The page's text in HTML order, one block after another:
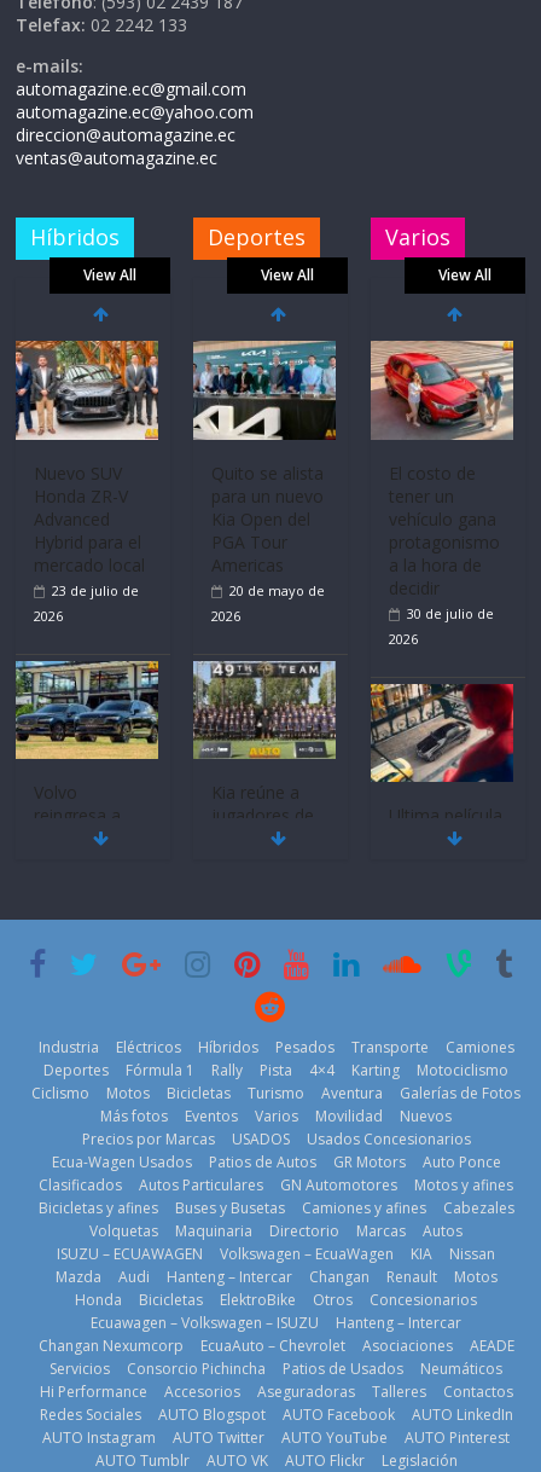
Telefax: 02 2242 133
e-mails:
automagazine.ec@gmail.com
automagazine.ec@yahoo.com
direccion@automagazine.ec
ventas@automagazine.ec
Híbridos
View All
Volvo
reingresa a
Ecuador de la
mano de
Inchcape y
lanza dos
PHEV
2026
Mercado
2026
4 de agosto de
BMW, Toyota,
Bosch y
prueban flota
que usa
gasolina 100%
renovable
25 de julio de
2026
Deportes
View All
La FEDAK
recibe 12
Sinotruk
Bolden para
cubrir las rutas
de La Vuelta
31 de julio de
Quito se alista
para un nuevo
2026
Kia reúne a
jugadores de
fútbol de todo
el mundo en
‘Kia OMBC
Cup’
6 de mayo de
2026
Varios
View All
Ultima película
‘Spider‑Man:
Brand New
Day’ pone en
escena a
BMW
29 de julio de
2026
¿Qué puede
pasar con tu
3 de agosto de
La FEDAK
recibe 12
Sinotruk
Bolden para
cubrir las rutas
de La Vuelta
31 de julio de
2026
Industria Eléctricos Híbridos Pesados Transporte
Camiones
Deportes
Fórmula 1 Rally Pista 4×4 Karting
Motociclismo
Ciclismo
Motos Bicicletas Turismo Aventura
Galerías de Fotos
Más fotos
Eventos Varios Movilidad
Nuevos
Precios por Marcas
USADOS
Usados Concesionarios
Ecua-Wagen Usados
Patios de Autos GR Motors
Auto Ponce
Clasificados
Autos Particulares GN Automotores
Motos y afines
Bicicletas y afines
Buses y Busetas Camiones y afines
Cabezales
Volquetas
Maquinaria Directorio Marcas
Autos
ISUZU – ECUAWAGEN
Volkswagen – EcuaWagen KIA
Nissan
Mazda
Audi Hanteng – Intercar Changan Renault
Motos
Honda
Bicicletas ElektroBike Otros
Concesionarios
Ecuawagen – Volkswagen – ISUZU
Hanteng – Intercar
Changan Nexumcorp
EcuaAuto – Chevrolet Asociaciones
AEADE
Servicios
Consorcio Pichincha Patios de Usados
Neumáticos
Hi Performance
Accesorios Aseguradoras Talleres
Contactos
Redes Sociales
AUTO Blogspot AUTO Facebook
AUTO LinkedIn
AUTO Instagram
AUTO Twitter AUTO YouTube
AUTO Pinterest
AUTO Tumblr
AUTO VK AUTO Flickr Legislación